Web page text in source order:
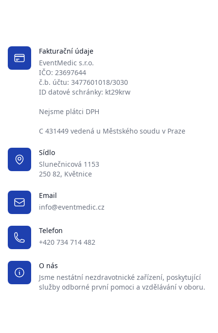
Fakturační údaje
EventMedic s.r.o.
IČO: 23697644
č.b. účtu: 3477601018/3030
ID datové schránky: kt29krw
Nejsme plátci DPH
C 431449 vedená u Městského soudu v Praze
Sídlo
Slunečnicová 1153
250 82, Květnice
Email
info@eventmedic.cz
Telefon
+420 734 714 482
O nás
Jsme nestátní nezdravotnické zařízení, poskytující
služby odborné první pomoci a vzdělávání v oboru.